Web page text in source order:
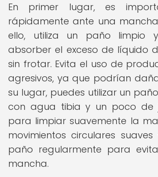
En primer lugar, es
rápidamente ante una
ello, utiliza un paño limpio
absorber el exceso de líquido
sin frotar. Evita el uso de
agresivos, ya que podrían
su lugar, puedes utilizar un
con agua tibia y un poco de
para limpiar suavemente la
movimientos circulares
paño regularmente para
mancha.